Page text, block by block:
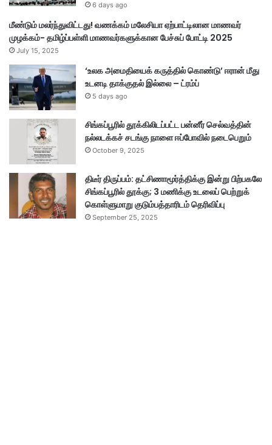
6 days ago
மீண்டும் மலர்ந்துவிட்டது! வணக்கம் மலேசியா ஏற்பாட்டிலான மாணவர்
முழக்கம்- தமிழ்ப்பள்ளி மாணவர்களுக்கான பேச்சுப் போட்டி 2025
July 15, 2025
‘உலக அமைதியைக் கருத்தில் கொண்டு’ ஈரான் மீது
உடனடி தாக்குதல் இல்லை – ட்ரம்ப்
5 days ago
சிங்கப்பூரில் தூக்கிலிடப்பட்ட பன்னீர் செல்வத்தின்
நல்லடக்கச் சடங்கு நாளை ஈப்போவில் நடைபெறும்
October 9, 2025
திடீர் திருப்பம்: தட்சிணாமூர்த்திக்கு இன்று பிற்பகலே
சிங்கப்பூரில் தூக்கு; 3 மணிக்கு உடலைப் பெற்றுக்
கொள்ளுமாறு குடும்பத்தாரிடம் தெரிவிப்பு
September 25, 2025